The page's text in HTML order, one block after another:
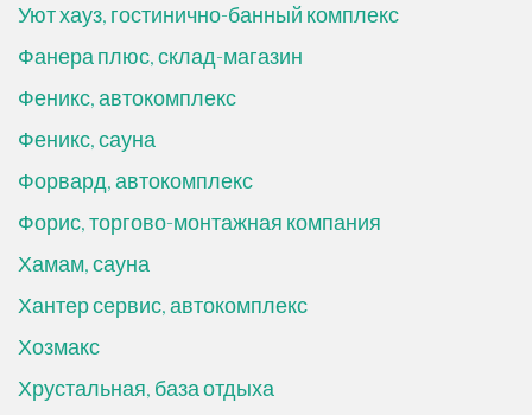
Уют хауз, гостинично-банный комплекс
Фанера плюс, склад-магазин
Феникс, автокомплекс
Феникс, сауна
Форвард, автокомплекс
Форис, торгово-монтажная компания
Хамам, сауна
Хантер сервис, автокомплекс
Хозмакс
Хрустальная, база отдыха